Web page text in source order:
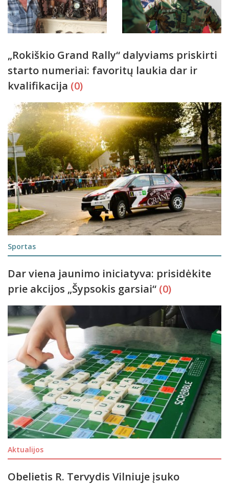
„Rokiškio Grand Rally“ dalyviams priskirti
starto numeriai: favoritų laukia dar ir
kvalifikacija (0)
Sportas
Dar viena jaunimo iniciatyva: prisidėkite
prie akcijos „Šypsokis garsiai“ (0)
Aktualijos
Obelietis R. Tervydis Vilniuje įsuko